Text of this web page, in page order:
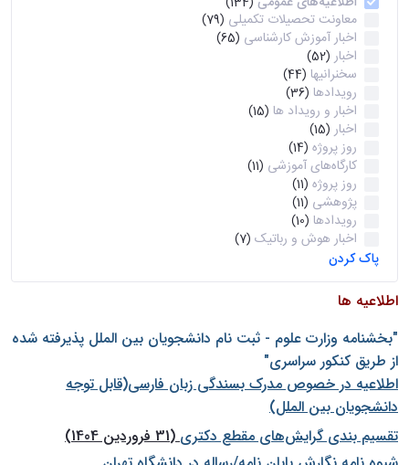
معاونت تحصیلات تکمیلی (79)
اخبار آموزش کارشناسی (65)
اخبار (52)
سخنرانیها (44)
رویدادها (36)
اخبار و رویداد ها (15)
اخبار (15)
روز پروژه (14)
کارگاه‌های آموزشی (11)
روز پروژه (11)
پژوهشی (11)
رویدادها (10)
اخبار هوش و رباتیک (7)
پاک کردن
اطلاعیه ها
"بخشنامه وزارت علوم - ثبت نام دانشجويان بين الملل پذيرفته شده
از طريق كنكور سراسری"
اطلاعیه در خصوص مدرک بسندگی زبان فارسی(قابل توجه
دانشجویان بین الملل)
تقسیم بندی گرایش‌های مقطع دکتری(31 فروردین 1404)